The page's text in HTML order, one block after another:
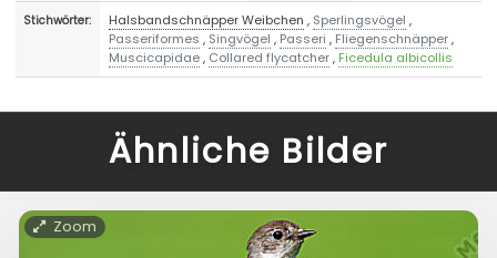
Stichwörter: Halsbandschnäpper Weibchen , Sperlingsvögel ,
Passeriformes , Singvögel , Passeri , Fliegenschnäpper,
Muscicapidae, Collared flycatcher, Ficedula albicollis
Ähnliche Bilder
Zoom